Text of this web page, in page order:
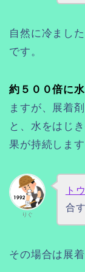
自然に冷まし
です。
約５００倍に
ますが、展着
と、水をはじ
果が持続します
りぐ
ト
合
その場合は展